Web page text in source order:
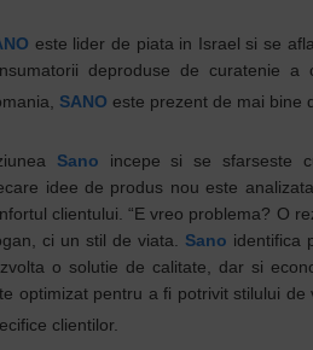
este lider de piata in Israel si se
deproduse de curatenie
SANO este prezent de mai bine
Sano incepe si se sfarseste
idee de produs nou este
clientului. “E vreo problema? O
ci un stil de viata. Sano identifica
o solutie de calitate, dar si
optimizat pentru a fi potrivit stilului
clientilor.